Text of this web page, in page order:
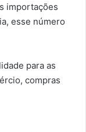
importações
esse número
para as
compras